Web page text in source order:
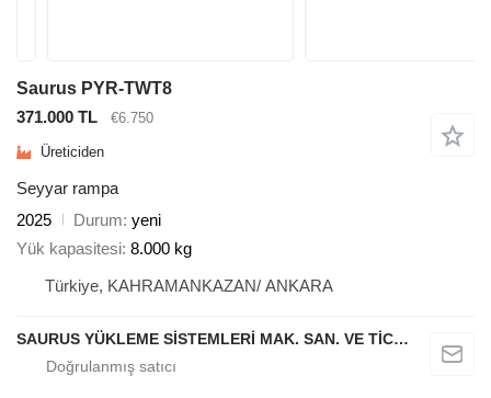
Saurus PYR-TWT8
371.000 TL
€6.750
Üreticiden
Seyyar rampa
2025
Durum yeni
Yük kapasitesi 8.000 kg
Türkiye, KAHRAMANKAZAN/ ANKARA
SAURUS YÜKLEME SİSTEMLERİ MAK. SAN. VE TİC. LTD. ŞTİ.